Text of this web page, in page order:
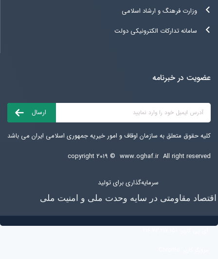
وزارت فرهنگ و ارشاد اسلامی
سامانه تدارکات الکترونیکی دولت
عضویت در خبرنامه
کلیه حقوق متعلق به سازمان اوقاف و امور خیریه جمهوری اسلامی ایران می باشد
copyright ۲۰۱۹ © www.oghaf.ir All right reserved
سرمایه‌گذاری برای تولید
اقتصاد مقاومتی در سایه وحدت ملی و امنیت ملی